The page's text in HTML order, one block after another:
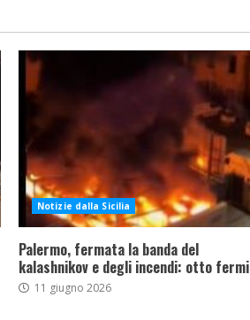
Notizie dalla Sicilia
Palermo, fermata la banda del
kalashnikov e degli incendi: otto fermi
11 giugno 2026